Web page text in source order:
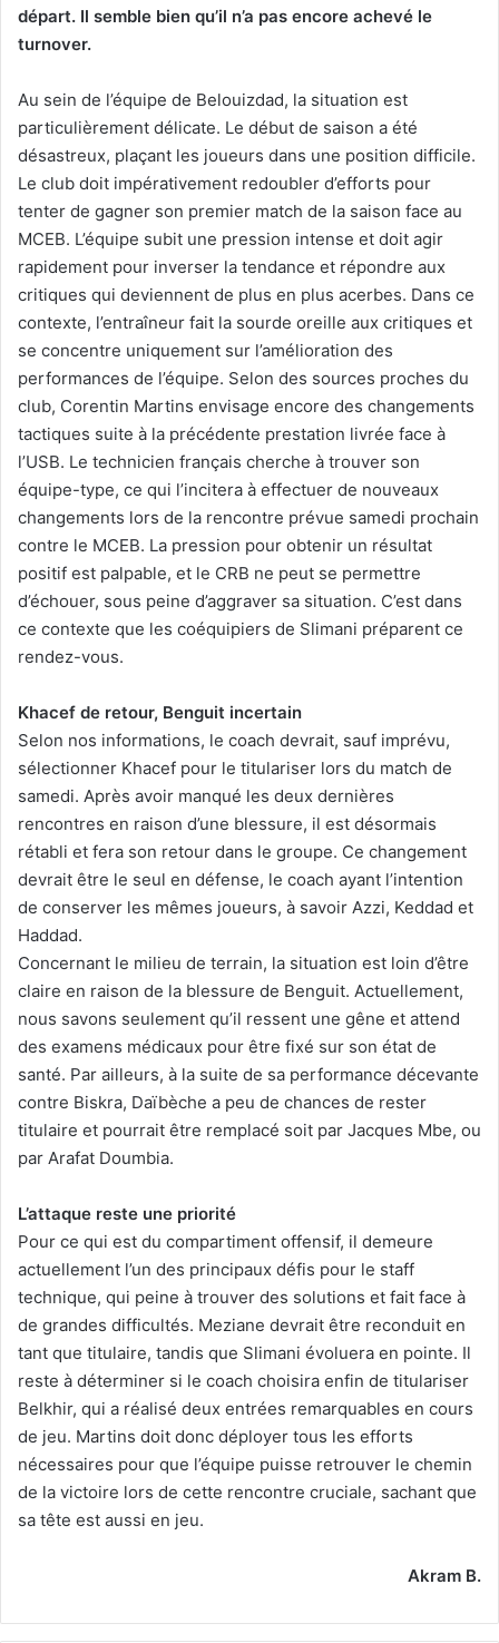
départ. Il semble bien qu’il n’a pas encore achevé le
turnover.
Au sein de l’équipe de Belouizdad, la situation est
particulièrement délicate. Le début de saison a été
désastreux, plaçant les joueurs dans une position difficile.
Le club doit impérativement redoubler d’efforts pour
tenter de gagner son premier match de la saison face au
MCEB. L’équipe subit une pression intense et doit agir
rapidement pour inverser la tendance et répondre aux
critiques qui deviennent de plus en plus acerbes. Dans ce
contexte, l’entraîneur fait la sourde oreille aux critiques et
se concentre uniquement sur l’amélioration des
performances de l’équipe. Selon des sources proches du
club, Corentin Martins envisage encore des changements
tactiques suite à la précédente prestation livrée face à
l’USB. Le technicien français cherche à trouver son
équipe-type, ce qui l’incitera à effectuer de nouveaux
changements lors de la rencontre prévue samedi prochain
contre le MCEB. La pression pour obtenir un résultat
positif est palpable, et le CRB ne peut se permettre
d’échouer, sous peine d’aggraver sa situation. C’est dans
ce contexte que les coéquipiers de Slimani préparent ce
rendez-vous.
Khacef de retour, Benguit incertain
Selon nos informations, le coach devrait, sauf imprévu,
sélectionner Khacef pour le titulariser lors du match de
samedi. Après avoir manqué les deux dernières
rencontres en raison d’une blessure, il est désormais
rétabli et fera son retour dans le groupe. Ce changement
devrait être le seul en défense, le coach ayant l’intention
de conserver les mêmes joueurs, à savoir Azzi, Keddad et
Haddad.
Concernant le milieu de terrain, la situation est loin d’être
claire en raison de la blessure de Benguit. Actuellement,
nous savons seulement qu’il ressent une gêne et attend
des examens médicaux pour être fixé sur son état de
santé. Par ailleurs, à la suite de sa performance décevante
contre Biskra, Daïbèche a peu de chances de rester
titulaire et pourrait être remplacé soit par Jacques Mbe, ou
par Arafat Doumbia.
L’attaque reste une priorité
Pour ce qui est du compartiment offensif, il demeure
actuellement l’un des principaux défis pour le staff
technique, qui peine à trouver des solutions et fait face à
de grandes difficultés. Meziane devrait être reconduit en
tant que titulaire, tandis que Slimani évoluera en pointe. Il
reste à déterminer si le coach choisira enfin de titulariser
Belkhir, qui a réalisé deux entrées remarquables en cours
de jeu. Martins doit donc déployer tous les efforts
nécessaires pour que l’équipe puisse retrouver le chemin
de la victoire lors de cette rencontre cruciale, sachant que
sa tête est aussi en jeu.
Akram B.